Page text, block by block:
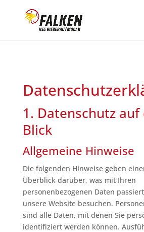
1. Datenschutz auf
Blick
Allgemeine Hinweise
Die folgenden Hinweise geben
Überblick darüber, was mit Ihren
personenbezogenen Daten
unsere Website besuchen.
sind alle Daten, mit denen Sie
identifiziert werden können.